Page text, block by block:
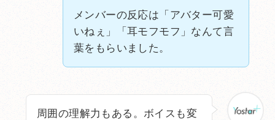
メンバーの反応は「アバター可愛
いねぇ」「耳モフモフ」なんて言
葉をもらいました。
周囲の理解力もある。ボイスも変